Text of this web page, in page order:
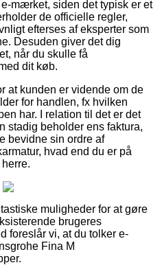
mærket, siden det typisk er et
de officielle regler,
efterses af eksperter som
Desuden giver det dig
når du skulle få
dit køb.
at kunden er vidende om de
for handlen, fx hvilken
har. I relation til det er det
stadig beholder ens faktura,
bevidne sin ordre af
hvad end du er på
muligheder for at gøre
brugeres
foreslår vi, at du tolker e-
Fina M